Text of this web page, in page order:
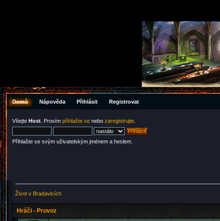
Domů Nápověda Přihlásit Registrovat
Vítejte Host . Prosím přihlašte se nebo zaregistrujte
Přihlašte se svým uživatelským jménem a heslem.
Život v Bradavicích
Hráči - Provoz